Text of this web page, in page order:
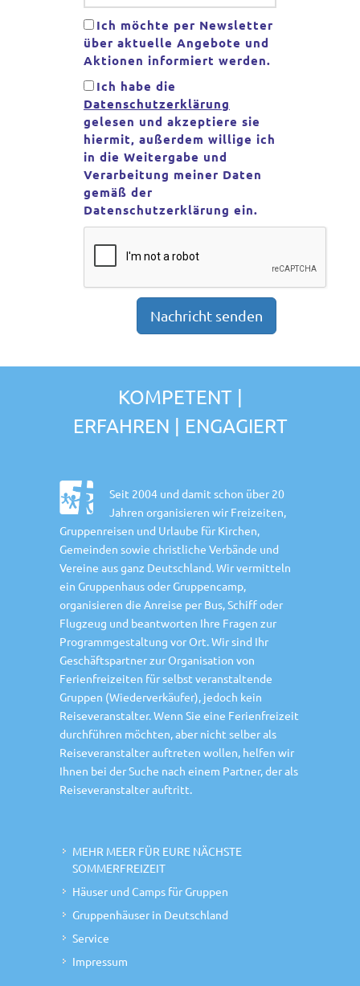
Ich möchte per Newsletter
über aktuelle Angebote und
Aktionen informiert werden.
Ich habe die
Datenschutzerklärung
gelesen und akzeptiere sie
hiermit, außerdem willige ich
in die Weitergabe und
Verarbeitung meiner Daten
gemäß der
Datenschutzerklärung ein.
KOMPETENT |
ERFAHREN | ENGAGIERT
Seit 2004 und damit schon über 20
Jahren organisieren wir Freizeiten,
Gruppenreisen und Urlaube für Kirchen,
Gemeinden sowie christliche Verbände und
Vereine aus ganz Deutschland. Wir vermitteln
ein Gruppenhaus oder Gruppencamp,
organisieren die Anreise per Bus, Schiff oder
Flugzeug und beantworten Ihre Fragen zur
Programmgestaltung vor Ort. Wir sind Ihr
Geschäftspartner zur Organisation von
Ferienfreizeiten für selbst veranstaltende
Gruppen (Wiederverkäufer), jedoch kein
Reiseveranstalter. Wenn Sie eine Ferienfreizeit
durchführen möchten, aber nicht selber als
Reiseveranstalter auftreten wollen, helfen wir
Ihnen bei der Suche nach einem Partner, der als
Reiseveranstalter auftritt.
MEHR MEER FÜR EURE NÄCHSTE
SOMMERFREIZEIT
Häuser und Camps für Gruppen
Gruppenhäuser in Deutschland
Service
Impressum